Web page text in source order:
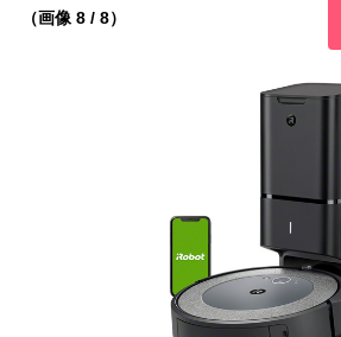
（画像 8 / 8）